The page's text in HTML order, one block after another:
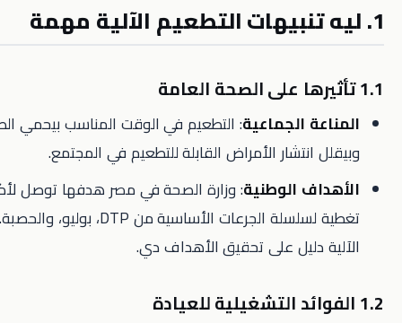
الجماعية: التطعيم في الوقت المناسب بيحمي الطفل نفسه
الأمراض القابلة للتطعيم في المجتمع.
الوطنية
: وزارة الصحة في مصر هدفها توصل لأكثر من 95 %
تغطية لسلسلة الجرعات الأساسية من DTP، بوليو، والحصبة. التنبيهات
على تحقيق الأهداف دي.